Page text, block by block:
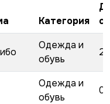
Категория
с
Одежда и
обувь
Одежда и
обувь